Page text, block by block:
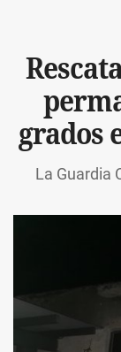
grados
La Guardia